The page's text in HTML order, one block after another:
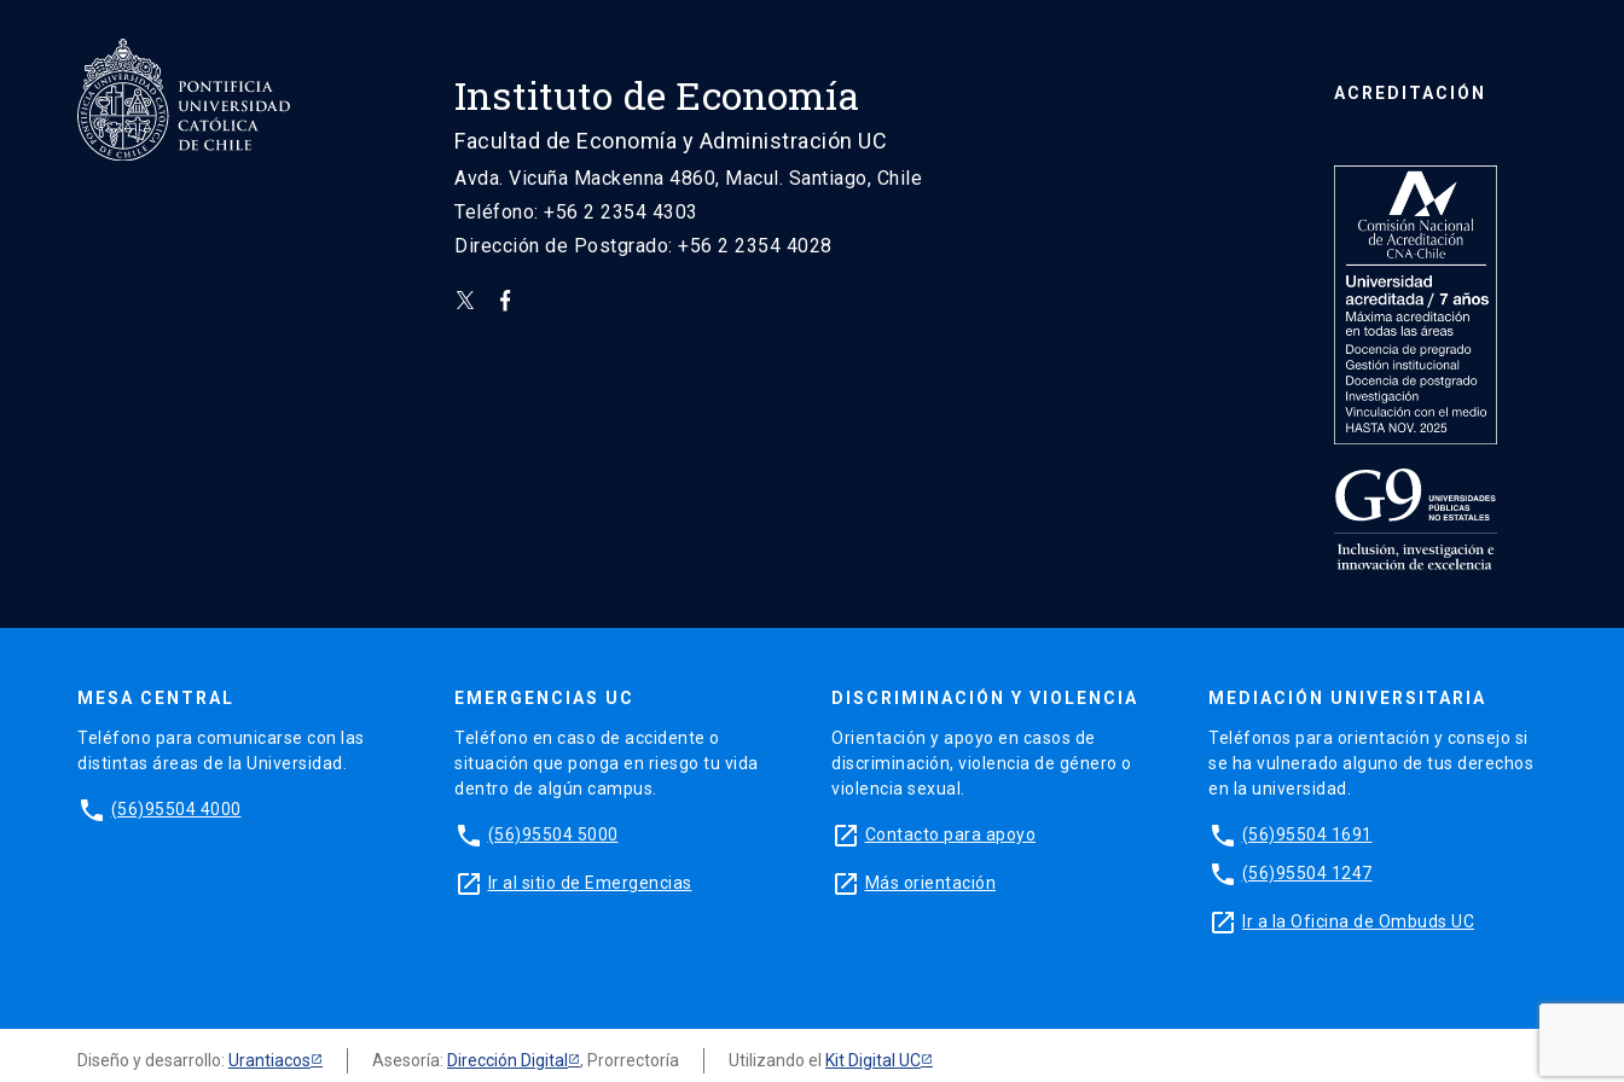
Instituto de Economía
Facultad de Economía y Administración UC
Avda. Vicuña Mackenna 4860, Macul. Santiago, Chile
Teléfono: +56 2 2354 4303
Dirección de Postgrado: +56 2 2354 4028
ACREDITACIÓN
MESA CENTRAL
Teléfono para comunicarse con las
distintas áreas de la Universidad.
phone (56)95504 4000
EMERGENCIAS UC
Teléfono en caso de accidente o
situación que ponga en riesgo tu vida
dentro de algún campus.
phone (56)95504 5000
launch Ir al sitio de Emergencias
DISCRIMINACIÓN Y VIOLENCIA
Orientación y apoyo en casos de
discriminación, violencia de género o
violencia sexual.
launch Contacto para apoyo
launch Más orientación
MEDIACIÓN UNIVERSITARIA
Teléfonos para orientación y consejo si
se ha vulnerado alguno de tus derechos
en la universidad.
phone (56)95504 1691
phone (56)95504 1247
launch Ir a la Oficina de Ombuds UC
Diseño y desarrollo: Urantiacos Asesoría: Dirección Digital , Prorrectoría Utilizando el Kit Digital UC